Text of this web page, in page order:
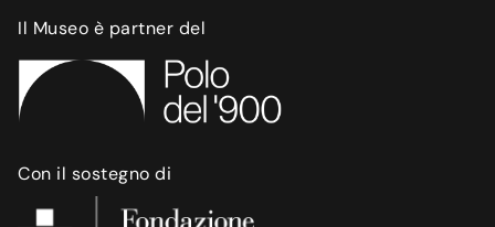
Il Museo è partner del
Con il sostegno di